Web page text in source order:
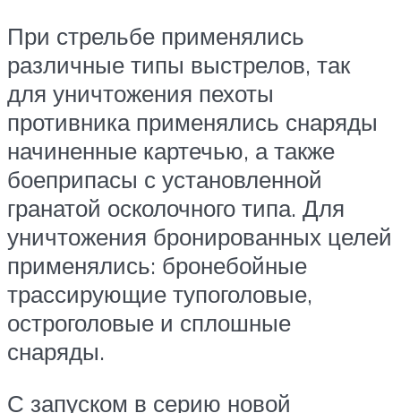
При стрельбе применялись
различные типы выстрелов, так
для уничтожения пехоты
противника применялись снаряды
начиненные картечью, а также
боеприпасы с установленной
гранатой осколочного типа. Для
уничтожения бронированных целей
применялись: бронебойные
трассирующие тупоголовые,
остроголовые и сплошные
снаряды.
С запуском в серию новой